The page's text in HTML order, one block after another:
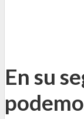
En su